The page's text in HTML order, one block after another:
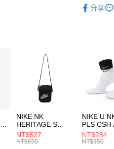
台新國
【關於「
【「
１．於結
付」結帳
２．訂單
／ATM／
※ 請注意
絡購買商
先享後付
每筆
每筆
付款後門
每筆
分享
NIKE NK
HERITAGE S
SMIT 男女 側背包
BA5871010
NT$527
NT$650
NIKE U
PLS CSH
144 DBL
襪
NT$284
NT$350